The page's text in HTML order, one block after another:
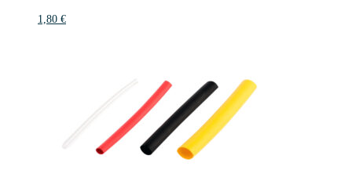
1,80 €